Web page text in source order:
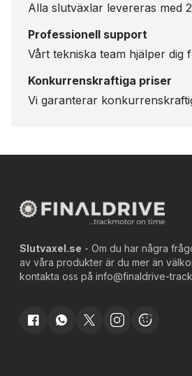
Alla slutväxlar levereras med
Professionell support
Vårt tekniska team hjälper dig
Konkurrenskraftiga priser
Vi garanterar
Slutvaxel.se - Om du har några
av våra produkter är du mer än
kontakta oss på info@finaldrive-